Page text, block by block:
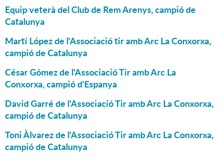
Equip veterà del Club de Rem Arenys, campió de
Catalunya
Martí López de l'Associació tir amb Arc La Conxorxa,
campió de Catalunya
César Gómez de l'Associació Tir amb Arc La
Conxorxa, campió d'Espanya
David Garré de l'Associació Tir amb Arc La Conxorxa,
campió de Catalunya
Toni Àlvarez de l'Associació Tir amb Arc La Conxorxa,
campió de Catalunya